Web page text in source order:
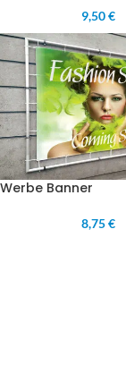
9,50 €
Werbe Banner
8,75 €